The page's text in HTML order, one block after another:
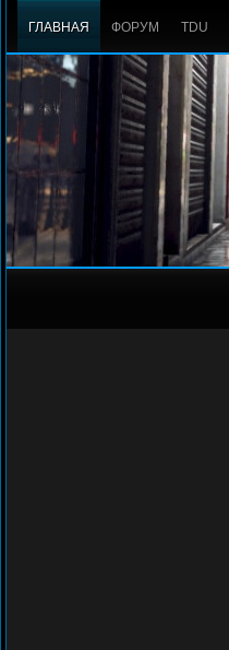
ГЛАВНАЯ ФОРУМ TDU